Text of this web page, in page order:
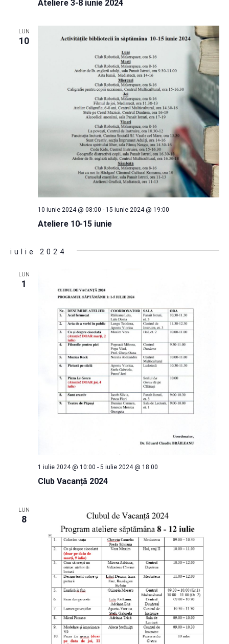
Ateliere 3-8 iunie 2024
LUN
10
Ateliere 10-15 iunie
10 iunie 2024 @ 08:00 - 15 iunie 2024 @ 19:00
iulie 2024
LUN
1
Club Vacanță 2024
1 iulie 2024 @ 10:00 - 5 iulie 2024 @ 18:00
LUN
8